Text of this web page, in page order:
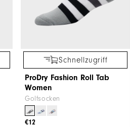
Schnellzugriff
ProDry Fashion Roll Tab
Women
Golfsocken
€12